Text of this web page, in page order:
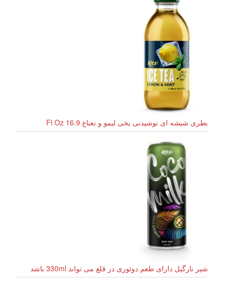
بطری شیشه ای نوشیدنی یخی لیمو و نعناع 16.9 Fl Oz
شیر نارگیل دارای طعم دوئوری در قلع می تواند 330ml باشد